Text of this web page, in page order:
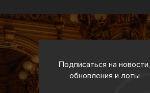
Подписаться на новости,
обновления и лоты